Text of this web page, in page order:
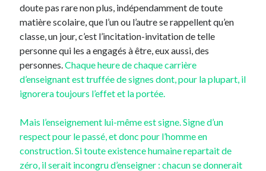
doute pas rare non plus, indépendamment de toute
matière scolaire, que l’un ou l’autre se rappellent qu’en
classe, un jour, c’est l’incitation-invitation de telle
personne qui les a engagés à être, eux aussi, des
personnes.Chaque heure de chaque carrière
d’enseignant est truffée de signes dont, pour la plupart, il
ignorera toujours l’effet et la portée.
Mais l’enseignement lui-même est signe. Signe d’un
respect pour le passé, et donc pour l’homme en
construction. Si toute existence humaine repartait de
zéro, il serait incongru d’enseigner : chacun se donnerait